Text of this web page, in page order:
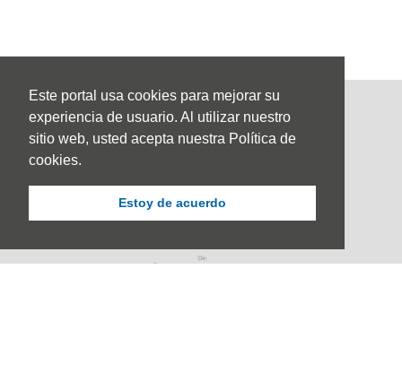
Este portal usa cookies para mejorar su
experiencia de usuario. Al utilizar nuestro
sitio web, usted acepta nuestra Política de
cookies.
Estoy de acuerdo